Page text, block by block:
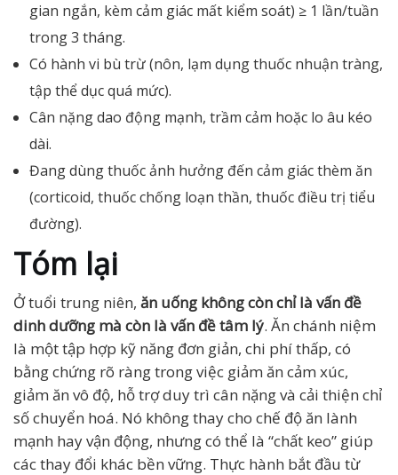
gian ngắn, kèm cảm giác mất kiểm soát) ≥ 1 lần/tuần
trong 3 tháng.
Có hành vi bù trừ (nôn, lạm dụng thuốc nhuận tràng,
tập thể dục quá mức).
Cân nặng dao động mạnh, trầm cảm hoặc lo âu kéo
dài.
Đang dùng thuốc ảnh hưởng đến cảm giác thèm ăn
(corticoid, thuốc chống loạn thần, thuốc điều trị tiểu
đường).
Tóm lại
Ở tuổi trung niên, ăn uống không còn chỉ là vấn đề
dinh dưỡng mà còn là vấn đề tâm lý. Ăn chánh niệm
là một tập hợp kỹ năng đơn giản, chi phí thấp, có
bằng chứng rõ ràng trong việc giảm ăn cảm xúc,
giảm ăn vô độ, hỗ trợ duy trì cân nặng và cải thiện chỉ
số chuyển hoá. Nó không thay cho chế độ ăn lành
mạnh hay vận động, nhưng có thể là “chất keo” giúp
các thay đổi khác bền vững. Thực hành bắt đầu từ